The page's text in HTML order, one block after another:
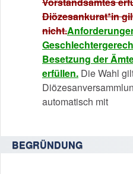
Diözesankurat*in
nicht.
Besetzung der
erfüllen. Die Wahl
automatisch mit
BEGRÜNDUNG